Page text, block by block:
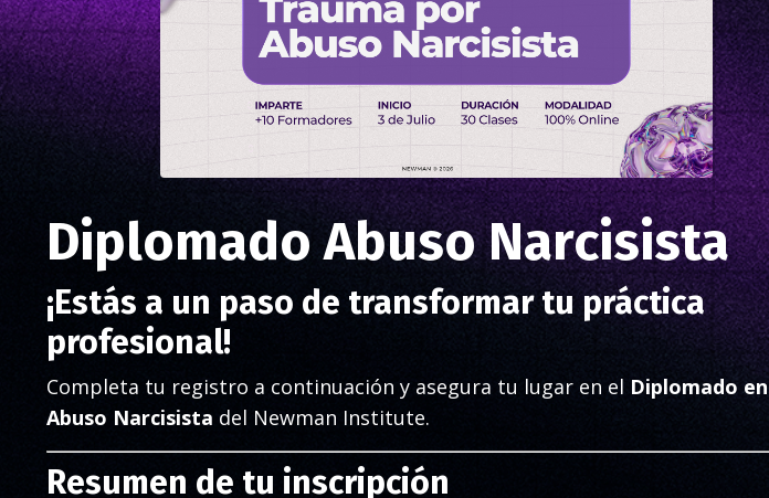
Diplomado Abuso Narcisista
¡Estás a un paso de transformar tu práctica
profesional!
Completa tu registro a continuación y asegura tu lugar en el Diplomado en
Abuso Narcisista del Newman Institute.
Resumen de tu inscripción